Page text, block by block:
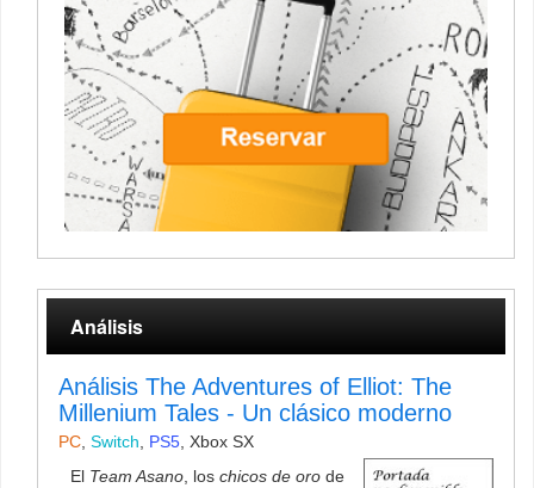
Análisis
Análisis The Adventures of Elliot: The
Millenium Tales - Un clásico moderno
PC, Switch, PS5, Xbox SX
El Team Asano, los chicos de oro de